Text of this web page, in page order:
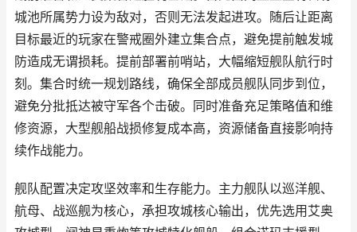
城池所属势力设为敌对，否则无法发起进攻。随后让距离
目标最近的玩家在警戒圈外建立集合点，避免提前触发城
防造成无谓损耗。提前部署前哨站，大幅缩短舰队航行时
刻。集合时统一规划路线，确保全部成员舰队同步到位，
避免分批抵达被守军各个击破。同时准备充足策略值和维
修资源，大型舰船战损修复成本高，资源储备直接影响持
续作战能力。
舰队配置决定攻坚效率和生存能力。主力舰队以巡洋舰、
航母、战巡舰为核心，承担攻城核心输出，优先选用艾奥